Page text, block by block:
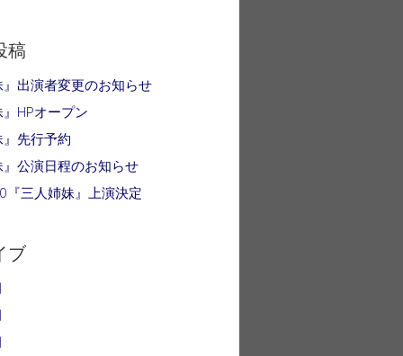
稿
』出演者変更のお知らせ
』HPオープン
』先行予約
』公演日程のお知らせ
『三人姉妹』上演決定
ブ